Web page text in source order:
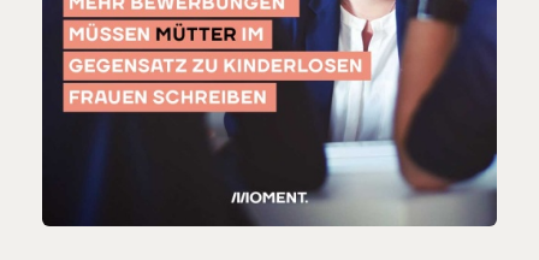
Veränderung
beginnt mit Dir!
WerdeFördermitgliedund wir können gemeinsam